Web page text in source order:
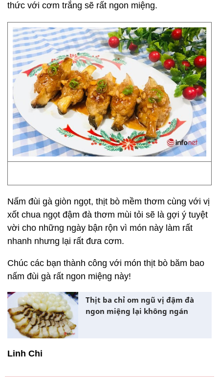
thức với cơm trắng sẽ rất ngon miệng.
Nấm đùi gà giòn ngọt, thịt bò mềm thơm cùng với vị
xốt chua ngọt đậm đà thơm mùi tỏi sẽ là gợi ý tuyệt
vời cho những ngày bận rộn vì món này làm rất
nhanh nhưng lại rất đưa cơm.
Chúc các bạn thành công với món thịt bò băm bao
nấm đùi gà rất ngon miệng này!
Thịt ba chỉ om ngũ vị đậm đà
ngon miệng lại không ngán
Linh Chi